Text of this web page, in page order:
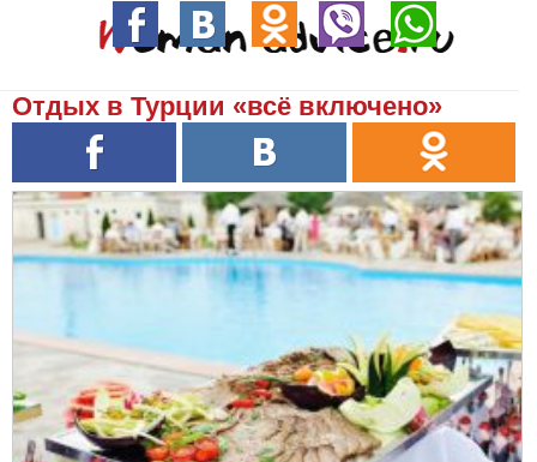
Отдых в Турции «всё включено»